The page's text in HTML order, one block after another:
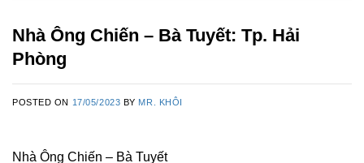
Nhà Ông Chiến – Bà Tuyết: Tp. Hải
Phòng
POSTED ON 17/05/2023 BY MR. KHÔI
Nhà Ông Chiến – Bà Tuyết